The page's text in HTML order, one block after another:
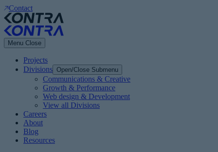
Contact
Menu Close
Projects
Divisions Open/Close Submenu
Communications & Creative
Growth & Performance
Web design & Development
View all Divisions
Careers
About
Blog
Resources